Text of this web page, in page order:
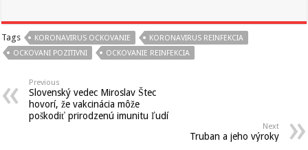
Tags KORONAVIRUS OCKOVANIE
KORONAVIRUS REINFEKCIA
OCKOVANI POZITIVNI
OCKOVANIE REINFEKCIA
Previous
Slovenský vedec Miroslav Štec
hovorí, že vakcinácia môže
poškodiť prirodzenú imunitu ľudí
Next
Truban a jeho výroky